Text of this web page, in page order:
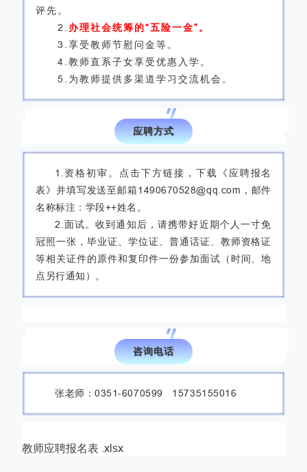
评先。
2. 办理社会统筹的“五险一金”。
3.享受教师节慰问金等。
4.教师直系子女享受优惠入学。
5.为教师提供多渠道学习交流机会。
05
应聘方式
1.资格初审。点击下方链接，下载《应聘报名
表》并填写发送至邮箱1490670528@qq.com，邮件
名称标注：学段++姓名。
2.面试。收到通知后，请携带好近期个人一寸免
冠照一张，毕业证、学位证、普通话证、教师资格证
等相关证件的原件和复印件一份参加面试（时间、地
点另行通知）。
06
咨询电话
张老师：0351-6070599 15735155016
教师应聘报名表 .xlsx